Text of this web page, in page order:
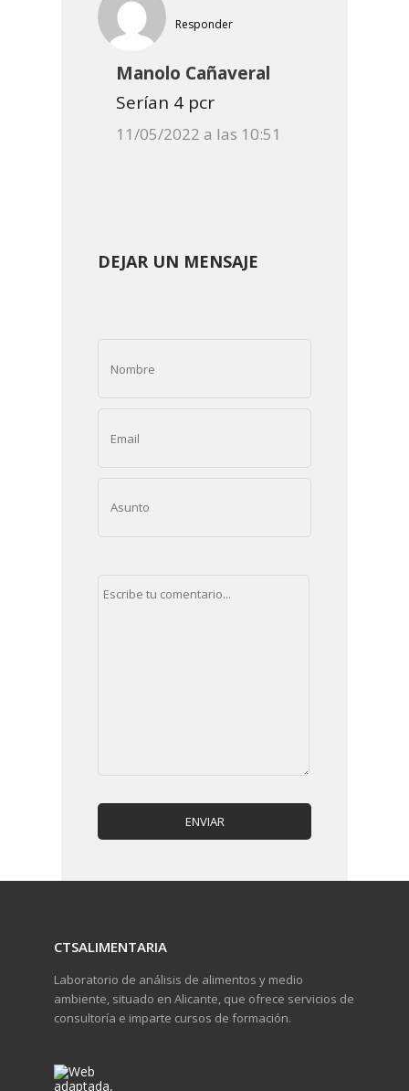
Manolo Cañaveral
Responder
Serían 4 pcr
11/05/2022 a las 10:51
DEJAR UN MENSAJE
CTSALIMENTARIA
Laboratorio de análisis de alimentos y medio
ambiente, situado en Alicante, que ofrece servicios de
consultoría e imparte cursos de formación.